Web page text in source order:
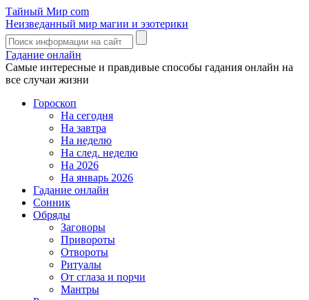
Тайный Мир com
Неизведанный мир магии и эзотерики
Гадание онлайн
Самые интересные и правдивые способы гадания онлайн на
все случаи жизни
Гороскоп
На сегодня
На завтра
На неделю
На след. неделю
На 2026
На январь 2026
Гадание онлайн
Сонник
Обряды
Заговоры
Привороты
Отвороты
Ритуалы
От сглаза и порчи
Мантры